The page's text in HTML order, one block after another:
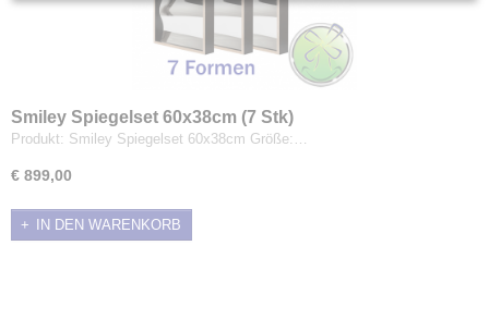
Smiley Spiegelset 60x38cm (7 Stk)
Produkt: Smiley Spiegelset 60x38cm Größe:…
€ 899,00
IN DEN WARENKORB